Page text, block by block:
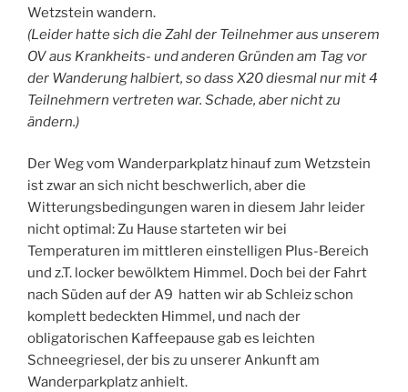
Wetzstein wandern.
(Leider hatte sich die Zahl der Teilnehmer aus unserem
OV aus Krankheits- und anderen Gründen am Tag vor
der Wanderung halbiert, so dass X20 diesmal nur mit 4
Teilnehmern vertreten war. Schade, aber nicht zu
ändern.)
Der Weg vom Wanderparkplatz hinauf zum Wetzstein
ist zwar an sich nicht beschwerlich, aber die
Witterungsbedingungen waren in diesem Jahr leider
nicht optimal: Zu Hause starteten wir bei
Temperaturen im mittleren einstelligen Plus-Bereich
und z.T. locker bewölktem Himmel. Doch bei der Fahrt
nach Süden auf der A9 hatten wir ab Schleiz schon
komplett bedeckten Himmel, und nach der
obligatorischen Kaffeepause gab es leichten
Schneegriesel, der bis zu unserer Ankunft am
Wanderparkplatz anhielt.